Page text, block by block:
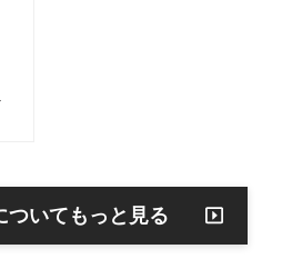
ついてもっと見る